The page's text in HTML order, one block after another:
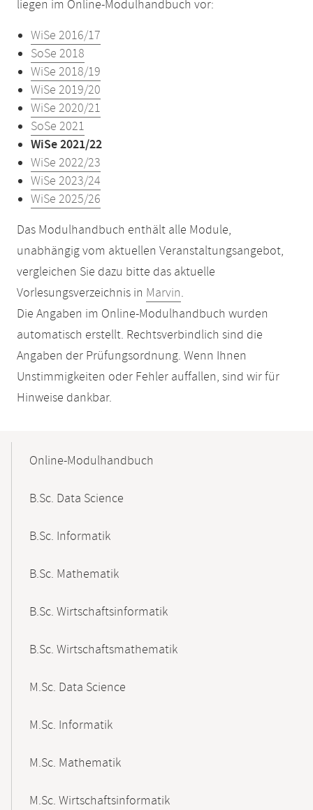
liegen im Online-Modulhandbuch vor:
WiSe 2016/17
SoSe 2018
WiSe 2018/19
WiSe 2019/20
WiSe 2020/21
SoSe 2021
WiSe 2021/22
WiSe 2022/23
WiSe 2023/24
WiSe 2025/26
Das Modulhandbuch enthält alle Module,
unabhängig vom aktuellen Veranstaltungsangebot,
vergleichen Sie dazu bitte das aktuelle
Vorlesungsverzeichnis in Marvin.
Die Angaben im Online-Modulhandbuch wurden
automatisch erstellt. Rechtsverbindlich sind die
Angaben der Prüfungsordnung. Wenn Ihnen
Unstimmigkeiten oder Fehler auffallen, sind wir für
Hinweise dankbar.
NavigationOnline-Modulhandbuch
B.Sc. Data Science
B.Sc. Informatik
B.Sc. Mathematik
B.Sc. Wirtschaftsinformatik
B.Sc. Wirtschaftsmathematik
M.Sc. Data Science
M.Sc. Informatik
M.Sc. Mathematik
M.Sc. Wirtschaftsinformatik